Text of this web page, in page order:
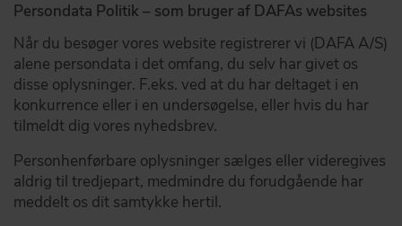
Persondata Politik – som bruger af DAFAs websites
Når du besøger vores website registrerer vi (DAFA A/S)
alene persondata i det omfang, du selv har givet os
disse oplysninger. F.eks. ved at du har deltaget i en
konkurrence eller i en undersøgelse, eller hvis du har
tilmeldt dig vores nyhedsbrev.
Personhenførbare oplysninger sælges eller videregives
aldrig til tredjepart, medmindre du forudgående har
meddelt os dit samtykke hertil.